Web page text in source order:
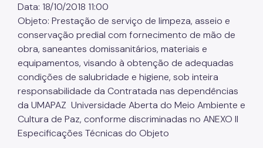
Data: 18/10/2018 11:00
Objeto: Prestação de serviço de limpeza, asseio e
conservação predial com fornecimento de mão de
obra, saneantes domissanitários, materiais e
equipamentos, visando à obtenção de adequadas
condições de salubridade e higiene, sob inteira
responsabilidade da Contratada nas dependências
da UMAPAZ Universidade Aberta do Meio Ambiente e
Cultura de Paz, conforme discriminadas no ANEXO II
Especificações Técnicas do Objeto